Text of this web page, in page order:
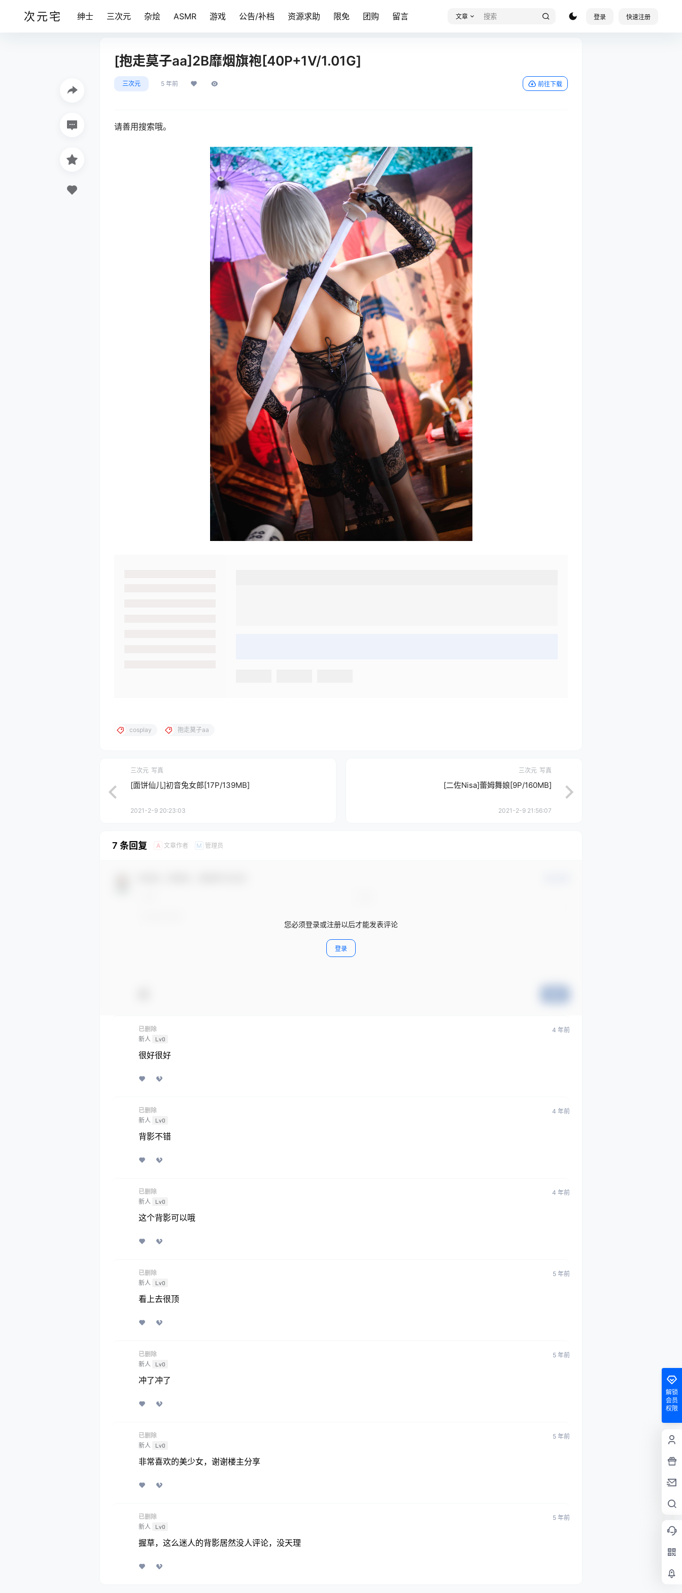
次元宅 绅士 三次元 杂烩 ASMR 游戏 公告/补档 资源求助 限免 团购 留言 文章 登录 快速注册
[抱走莫子aa]2B靡烟旗袍[40P+1V/1.01G]
三次元 5 年前 前往下载
请善用搜索哦。
cosplay 抱走莫子aa
三次元 写真
[面饼仙儿]初音兔女郎[17P/139MB]
2021-2-9 20:23:03
三次元 写真
[二佐Nisa]蕾姆舞娘[9P/160MB]
2021-2-9 21:56:07
7 条回复 A 文章作者 M 管理员
您必须登录或注册以后才能发表评论
登录
已删除
新人 Lv0
4 年前
很好很好
已删除
新人 Lv0
4 年前
背影不错
已删除
新人 Lv0
4 年前
这个背影可以哦
已删除
新人 Lv0
5 年前
看上去很顶
已删除
新人 Lv0
5 年前
冲了冲了
已删除
新人 Lv0
5 年前
非常喜欢的美少女，谢谢楼主分享
已删除
新人 Lv0
5 年前
握草，这么迷人的背影居然没人评论，没天理
解锁
会员
权限